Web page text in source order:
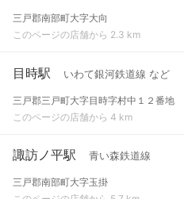
三戸郡南部町大字大向
このページの店舗から 2.3 km
目時駅 いわて銀河鉄道線 など
三戸郡三戸町大字目時字村中１２番地
このページの店舗から 4 km
諏訪ノ平駅 青い森鉄道線
三戸郡南部町大字玉掛